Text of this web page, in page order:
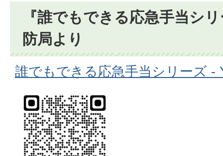
『誰でもできる応急手当シ
防局より
誰でもできる応急手当シリーズ -